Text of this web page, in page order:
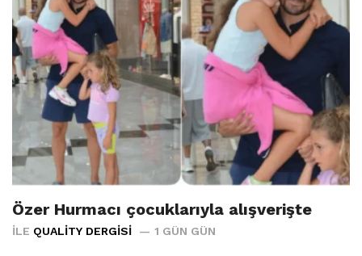
Özer Hurmacı çocuklarıyla alışverişte
İLE QUALITY DERGISI 1 GÜN GÜN